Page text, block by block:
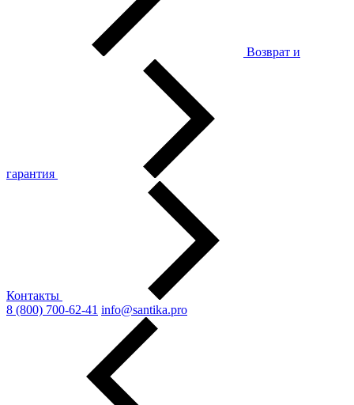
Возврат и
гарантия
Контакты
8 (800) 700-62-41 info@santika.pro